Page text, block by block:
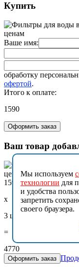
Купить
Ваше имя:
обработку
офертой.
Итого к оплате:
1590
Оформить заказ
Ваш товар
1590
x
3 шт.
=
4770
Оформить заказ
Мы используем
технологии для
и удобства
запретить
своего браузера.